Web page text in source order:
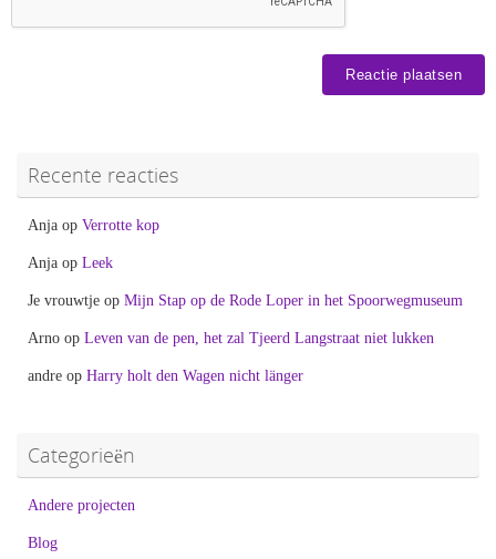
Recente reacties
Anja op Verrotte kop
Anja op Leek
Je vrouwtje op Mijn Stap op de Rode Loper in het Spoorwegmuseum
Arno op Leven van de pen, het zal Tjeerd Langstraat niet lukken
andre op Harry holt den Wagen nicht länger
Categorieën
Andere projecten
Blog